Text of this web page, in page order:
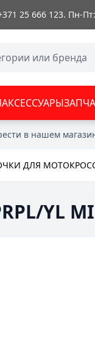
25 666 123. Пн-
АКСЕССУАРЫ
в нашем
ДЛЯ
YL